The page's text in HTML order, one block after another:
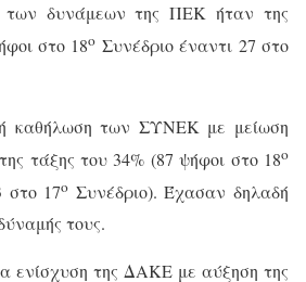
δυνάμεων της ΠΕΚ ήταν της
στο 18ο Συνέδριο έναντι 27 στο
καθήλωση των ΣΥΝΕΚ με μείωση
τάξης του 34% (87 ψήφοι στο 18ο
στο 17ο Συνέδριο). Έχασαν δηλαδή
τους.
ενίσχυση της ΔΑΚΕ με αύξηση της